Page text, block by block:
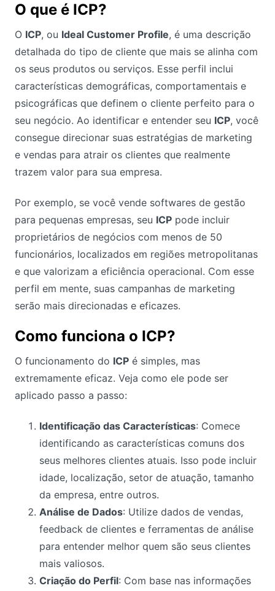
O que é ICP?
O ICP, ou Ideal Customer Profile, é uma descrição
detalhada do tipo de cliente que mais se alinha com
os seus produtos ou serviços. Esse perfil inclui
características demográficas, comportamentais e
psicográficas que definem o cliente perfeito para o
seu negócio. Ao identificar e entender seu ICP, você
consegue direcionar suas estratégias de marketing
e vendas para atrair os clientes que realmente
trazem valor para sua empresa.
Por exemplo, se você vende softwares de gestão
para pequenas empresas, seu ICP pode incluir
proprietários de negócios com menos de 50
funcionários, localizados em regiões metropolitanas
e que valorizam a eficiência operacional. Com esse
perfil em mente, suas campanhas de marketing
serão mais direcionadas e eficazes.
Como funciona o ICP?
O funcionamento do ICP é simples, mas
extremamente eficaz. Veja como ele pode ser
aplicado passo a passo:
Identificação das Características: Comece
identificando as características comuns dos
seus melhores clientes atuais. Isso pode incluir
idade, localização, setor de atuação, tamanho
da empresa, entre outros.
Análise de Dados: Utilize dados de vendas,
feedback de clientes e ferramentas de análise
para entender melhor quem são seus clientes
mais valiosos.
Criação do Perfil: Com base nas informações